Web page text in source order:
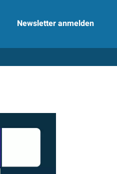
Newsletter anmelden